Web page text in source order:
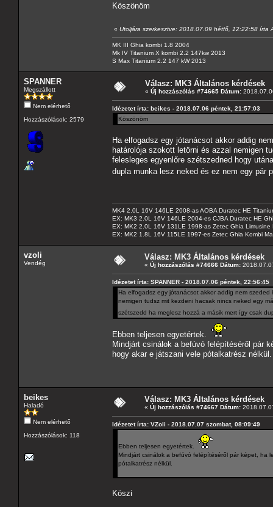
Köszönöm
« Utoljára szerkesztve: 2018.07.09 hétfő, 12:22:58 írta
MK III Ghia kombi 1.8 2004
Mk IV Titanium X kombi 2.2 147kw 2013
S Max Titanium 2.2 147 kW 2013
SPANNER
Megszállott
Nem elérhető
Hozzászólások: 2579
Válasz: MK3 Általános kérdések
« Új hozzászólás #74665 Dátum:
Idézetet írta: beikes - 2018.07.06 péntek, 21:57:03
Köszönöm
Ha elfogadsz egy jótanácsot akkor addig
határolója szokott letörni és azzal nemigen
felesleges egyenlőre szétszedned hogy
dupla munka lesz neked és ez nem egy
MK4 2.0L 16V 146LE 2008-as AOBA Duratec HE
EX: MK3 2.0L 16V 146LE 2004-es CJBA Duratec HE
EX: MK2 2.0L 16V 131LE 1998-as Zetec Ghia Limusine
EX: MK2 1.8L 16V 115LE 1997-es Zetec Ghia Kombi
vzoli
Vendég
Válasz: MK3 Általános kérdések
« Új hozzászólás #74666 Dátum:
Idézetet írta: SPANNER - 2018.07.06 péntek, 22:56:45
Ha elfogadsz egy jótanácsot akkor addig nem
nemigen tudsz mit kezdeni hacsak nincs neked egy
szétszedd ha meglesz hozzá a másik mert így csak
Ebben teljesen egyetértek.
Mindjárt csinálok a befúvó felépítéséről pár
hogy akar e játszani vele pótalkatrész nélkül.
beikes
Haladó
Nem elérhető
Hozzászólások: 118
Válasz: MK3 Általános kérdések
« Új hozzászólás #74667 Dátum:
Idézetet írta: VZoli - 2018.07.07 szombat, 08:09:49
Ebben teljesen egyetértek.
Mindjárt csinálok a befúvó felépítéséről pár képet, ha
pótalkatrész nélkül.
Köszi